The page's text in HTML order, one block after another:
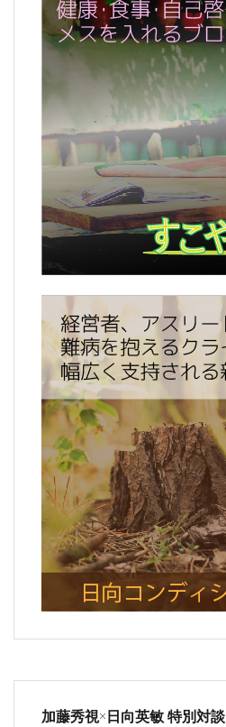
加藤秀視×日向英敏 特別対談